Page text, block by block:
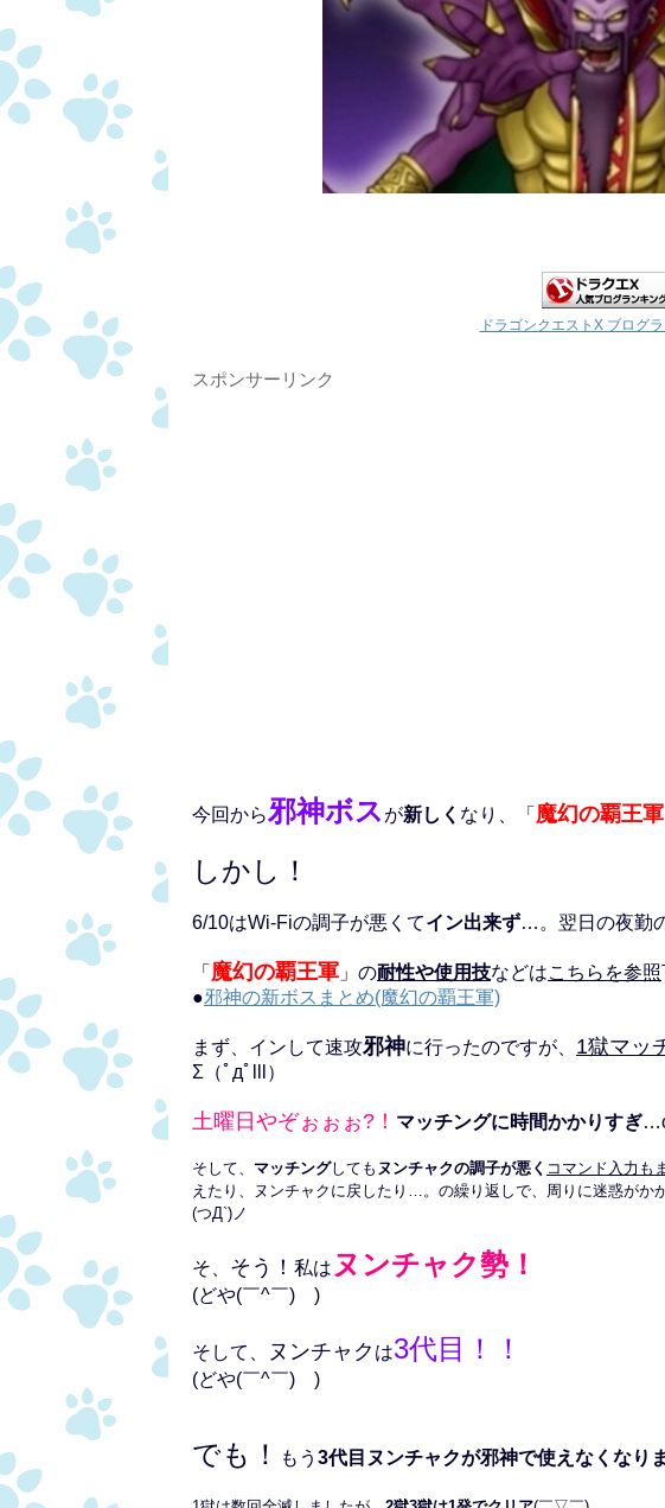
ドラゴンクエストX ブログ
スポンサーリンク
今回から邪神ボス が新しく なり、「 魔幻の覇王軍
しかし！
6/10はWi-Fiの調子が悪くてイン出来ず…。翌日の夜勤
「 魔幻の覇王軍 」の耐性や使用技などはこちらを参照
●邪神の新ボスまとめ(魔幻の覇王軍)
まず、インして速攻邪神に行ったのですが、 1獄マッ
Σ（ﾟдﾟlll）
土曜日やぞぉぉぉ?！ マッチングに時間かかりすぎ
そして、 マッチングしても ヌンチャクの調子が悪く コマンド入力も
えたり、ヌンチャクに戻したり…。の繰り返しで、周りに迷惑がか
(つД`)ノ
そ、 そう！ 私は ヌンチャク勢！
(どや(￣^￣)ゞ)
そして、 ヌンチャク は3代目！！
(どや(￣^￣)ゞ)
でも！ もう 3代目ヌンチャクが邪神で使えなくなり